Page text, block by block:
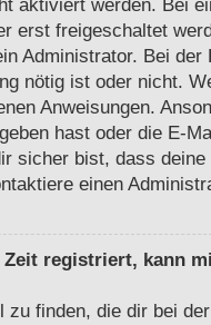
aktiviert werden. Bei
erst freigeschaltet
Administrator. Bei der
nötig ist oder nicht.
Anweisungen.
hast oder die E-
sicher bist, dass
einen
Zeit registriert, kann
zu finden, die dir bei